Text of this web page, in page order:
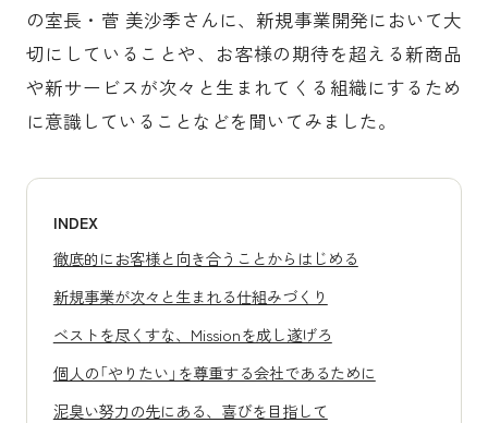
の室長・菅 美沙季さんに、新規事業開発において大
切にしていることや、お客様の期待を超える新商品
や新サービスが次々と生まれてくる組織にするため
に意識していることなどを聞いてみました。
INDEX
徹底的にお客様と向き合うことからはじめる
新規事業が次々と生まれる仕組みづくり
ベストを尽くすな、Missionを成し遂げろ
個人の「やりたい」を尊重する会社であるために
泥臭い努力の先にある、喜びを目指して